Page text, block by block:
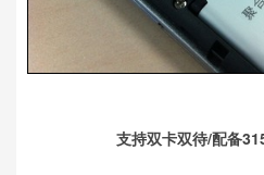
支持双卡双待/配备